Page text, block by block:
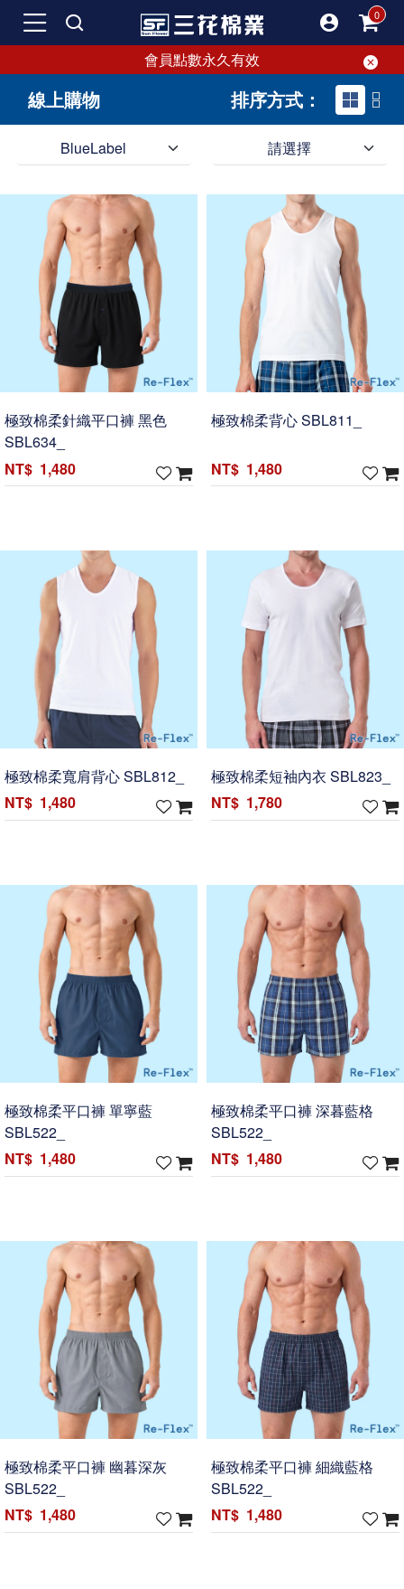
會員點數永久有效
線上購物 排序方式：
BlueLabel 請選擇
極致棉柔針織平口褲 黑色
SBL634_
1,480
極致棉柔背心 SBL811_
1,480
極致棉柔寬肩背心 SBL812_
1,480
極致棉柔短袖內衣 SBL823_
1,780
極致棉柔平口褲 單寧藍
SBL522_
1,480
極致棉柔平口褲 深暮藍格
SBL522_
1,480
極致棉柔平口褲 幽暮深灰
SBL522_
1,480
極致棉柔平口褲 細織藍格
SBL522_
1,480